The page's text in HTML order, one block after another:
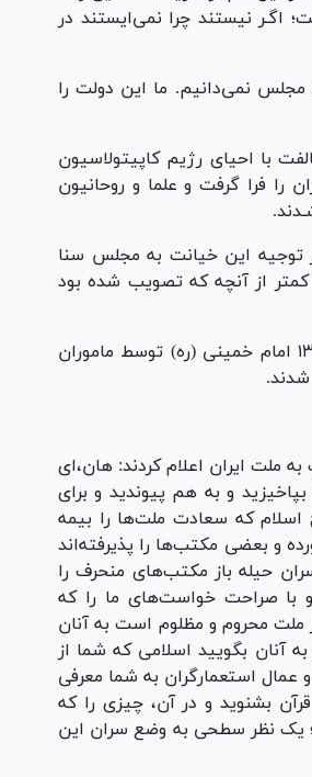
اگـر نیستند چرا نمی‌ایستند در
نمی‌دانیم. ما این دولت را
با احیای رژیم کاپیتولاسیون
را فرا گرفت و علما و روحانیون
توجیه این خیانت به مجلس سنا
از آنچه که تصویب شده بود
در ادامه واکنش رژیم پهلوی به اعتراضات شامگاه دوازدهم آبان مان ۱۳۴۳ امام خمینی (ره) توسط ماموران
به ملت ایران اعلام کردند: هان،‌ای
و به هم پیوندید و برای
اسلام که سعادت ملت‌ها را بیمه
و بعضی مکتب‌ها را پذیرفته‌اند
حیله باز مکتب‌های منحرف را
و با صراحت خواست‌های ما را که
محروم و مظلوم است به آنان
آنان بگویید اسلامی که شما از
عمال استعمارگران به شما معرفی
بشنوید و در آن، چیزی را که
یک نظر سطحی به وضع سران این